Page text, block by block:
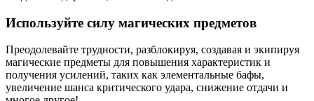
Используйте силу магических предметов
Преодолевайте трудности, разблокируя, создавая и экипируя
магические предметы для повышения характеристик и
получения усилений, таких как элементальные бафы,
увеличение шанса критического удара, снижение отдачи и